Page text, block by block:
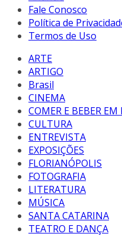
Fale Conosco
Política de
Termos de Uso
ARTE
ARTIGO
Brasil
CINEMA
COMER E BEBER
CULTURA
ENTREVISTA
EXPOSIÇÕES
FLORIANÓPOLIS
FOTOGRAFIA
LITERATURA
MÚSICA
SANTA CATARINA
TEATRO E DANÇA